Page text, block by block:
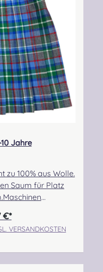
27,
Kontakt:
Jahre
zu 100% aus Wolle.
Saum für Platz
73,66cm-
Saum
€*
VERSANDKOSTEN